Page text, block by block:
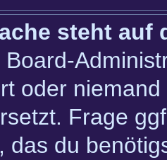
steht
oder
Frage
das du